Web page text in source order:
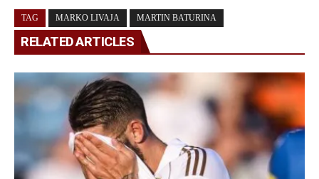
TAG MARKO LIVAJA MARTIN BATURINA
RELATED ARTICLES